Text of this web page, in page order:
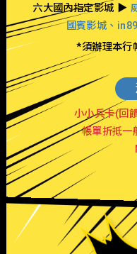
六大國內指定影城 ▶
國賓影城、
*須辦理本行
小小兵卡(回
帳單折抵一